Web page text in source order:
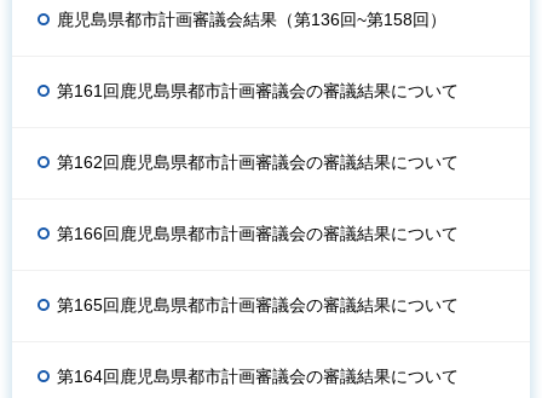
鹿児島県都市計画審議会結果（第136回~第158回）
第161回鹿児島県都市計画審議会の審議結果について
第162回鹿児島県都市計画審議会の審議結果について
第166回鹿児島県都市計画審議会の審議結果について
第165回鹿児島県都市計画審議会の審議結果について
第164回鹿児島県都市計画審議会の審議結果について